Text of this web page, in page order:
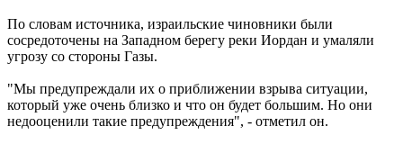
По словам источника, израильские чиновники были
сосредоточены на Западном берегу реки Иордан и умаляли
угрозу со стороны Газы.
"Мы предупреждали их о приближении взрыва ситуации,
который уже очень близко и что он будет большим. Но они
недооценили такие предупреждения", - отметил он.